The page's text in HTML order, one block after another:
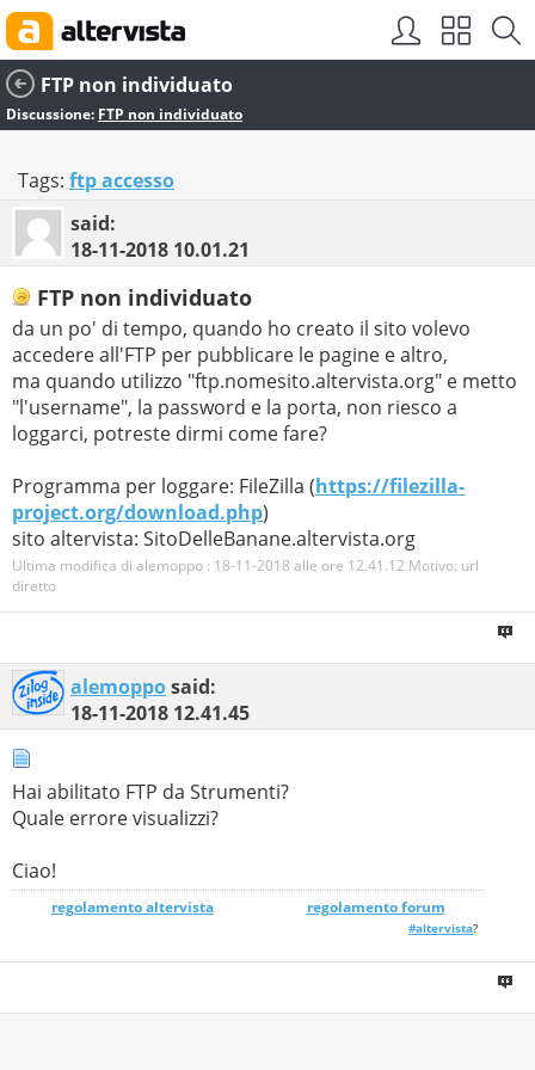
FTP non individuato
Discussione: FTP non individuato
Tags: ftp accesso
said:
18-11-2018 10.01.21
FTP non individuato
da un po' di tempo, quando ho creato il sito volevo
accedere all'FTP per pubblicare le pagine e altro,
ma quando utilizzo "ftp.nomesito.altervista.org" e metto
"l'username", la password e la porta, non riesco a
loggarci, potreste dirmi come fare?
Programma per loggare: FileZilla (https://filezilla-
project.org/download.php)
sito altervista: SitoDelleBanane.altervista.org
Ultima modifica di alemoppo : 18-11-2018 alle ore 12.41.12 Motivo: url
diretto
alemopposaid:
18-11-2018 12.41.45
Hai abilitato FTP da Strumenti?
Quale errore visualizzi?
Ciao!
regolamento altervista_______________ regolamento forum
#altervista?